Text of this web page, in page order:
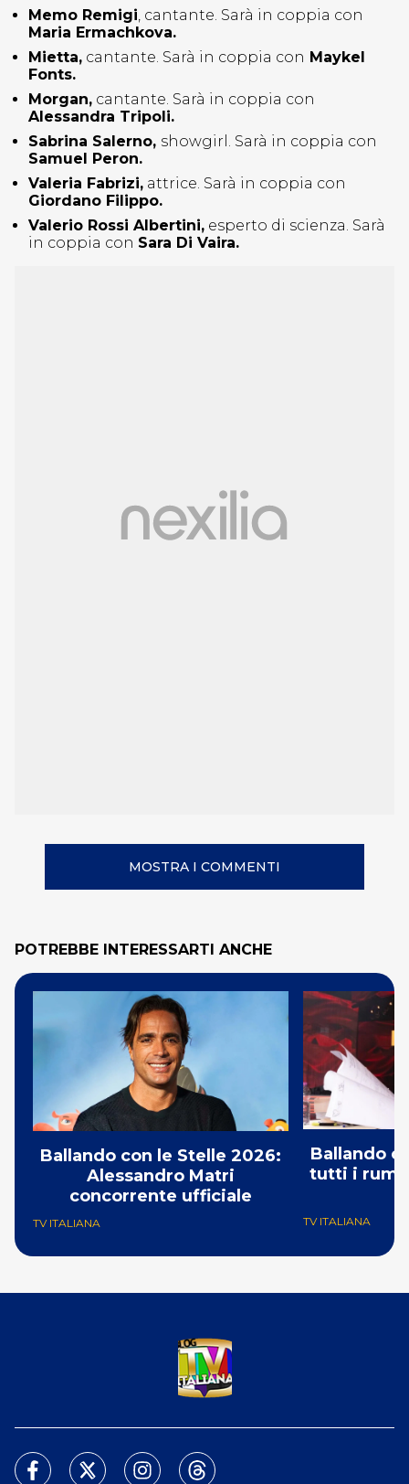
Memo Remigi, cantante. Sarà in coppia con
Maria Ermachkova.
Mietta, cantante. Sarà in coppia con Maykel
Fonts.
Morgan, cantante. Sarà in coppia con
Alessandra Tripoli.
Sabrina Salerno, showgirl. Sarà in coppia con
Samuel Peron.
Valeria Fabrizi, attrice. Sarà in coppia con
Giordano Filippo.
Valerio Rossi Albertini, esperto di scienza. Sarà
in coppia con Sara Di Vaira.
MOSTRA I COMMENTI
POTREBBE INTERESSARTI ANCHE
Ballando con le Stelle 2026:
Alessandro Matri
concorrente ufficiale
TV ITALIANA
Ballando
tutti i
TV ITALIANA